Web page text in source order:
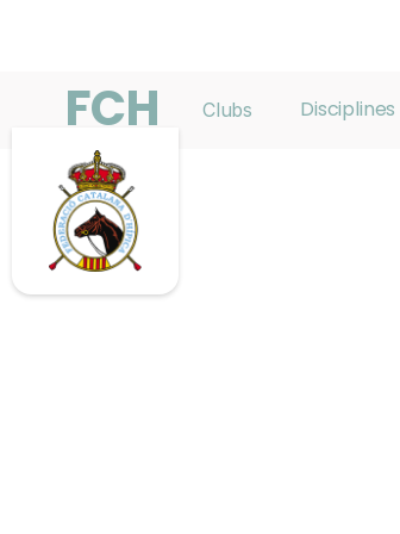
FCH Clubs Disciplines